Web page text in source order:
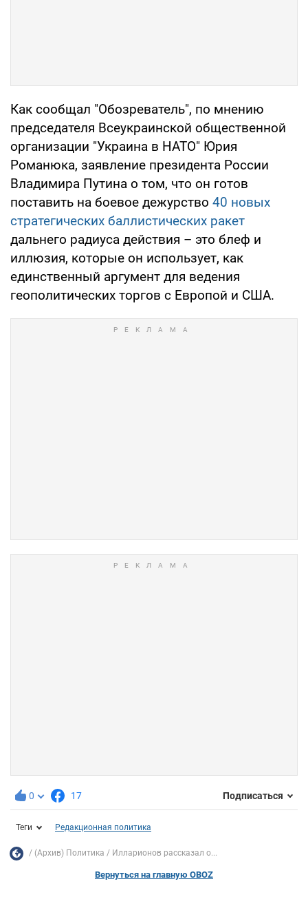
Как сообщал "Обозреватель", по мнению
председателя Всеукраинской общественной
организации "Украина в НАТО" Юрия
Романюка, заявление президента России
Владимира Путина о том, что он готов
поставить на боевое дежурство 40 новых
стратегических баллистических ракет
дальнего радиуса действия – это блеф и
иллюзия, которые он использует, как
единственный аргумент для ведения
геополитических торгов с Европой и США.
0 17 Подписаться
Теги Редакционная политика
(Архив) Политика Илларионов рассказал о...
Вернуться на главную OBOZ